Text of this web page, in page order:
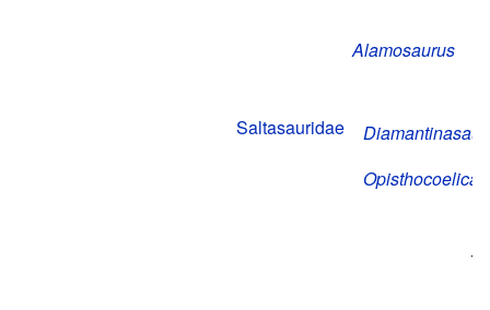
Saltasauridae
Alamosaurus